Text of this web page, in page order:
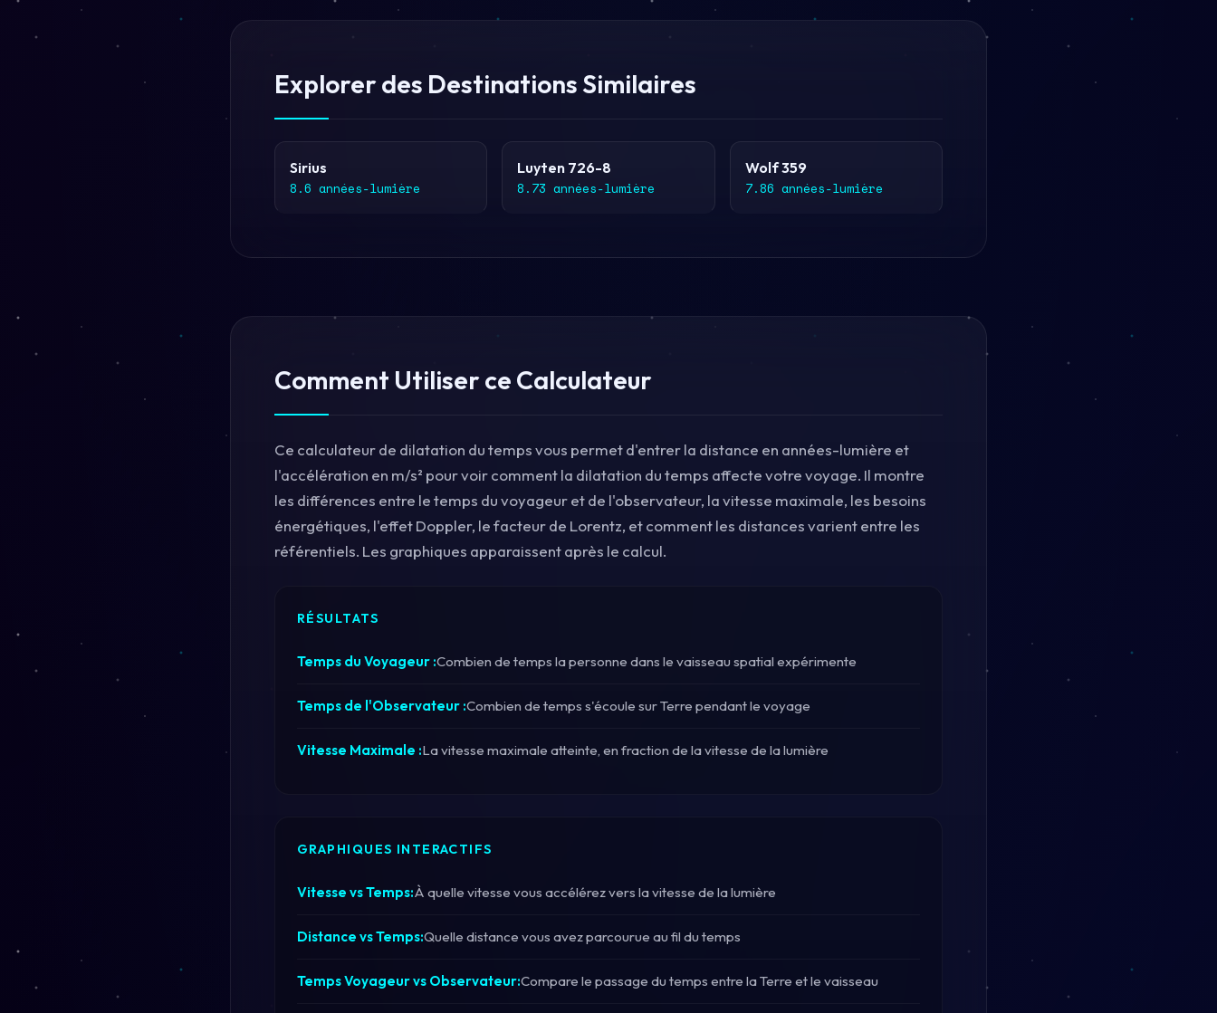
Explorer des Destinations Similaires
Sirius
8.6 années-lumière
Luyten 726-8
8.73 années-lumière
Wolf 359
7.86 années-lumière
Comment Utiliser ce Calculateur
Ce calculateur de dilatation du temps vous permet d'entrer la distance en années-lumière et
l'accélération en m/s² pour voir comment la dilatation du temps affecte votre voyage. Il montre
les différences entre le temps du voyageur et de l'observateur, la vitesse maximale, les besoins
énergétiques, l'effet Doppler, le facteur de Lorentz, et comment les distances varient entre les
référentiels. Les graphiques apparaissent après le calcul.
RÉSULTATS
Temps du Voyageur :Combien de temps la personne dans le vaisseau spatial expérimente
Temps de l'Observateur :Combien de temps s'écoule sur Terre pendant le voyage
Vitesse Maximale :La vitesse maximale atteinte, en fraction de la vitesse de la lumière
GRAPHIQUES INTERACTIFS
Vitesse vs Temps:À quelle vitesse vous accélérez vers la vitesse de la lumière
Distance vs Temps:Quelle distance vous avez parcourue au fil du temps
Temps Voyageur vs Observateur:Compare le passage du temps entre la Terre et le vaisseau